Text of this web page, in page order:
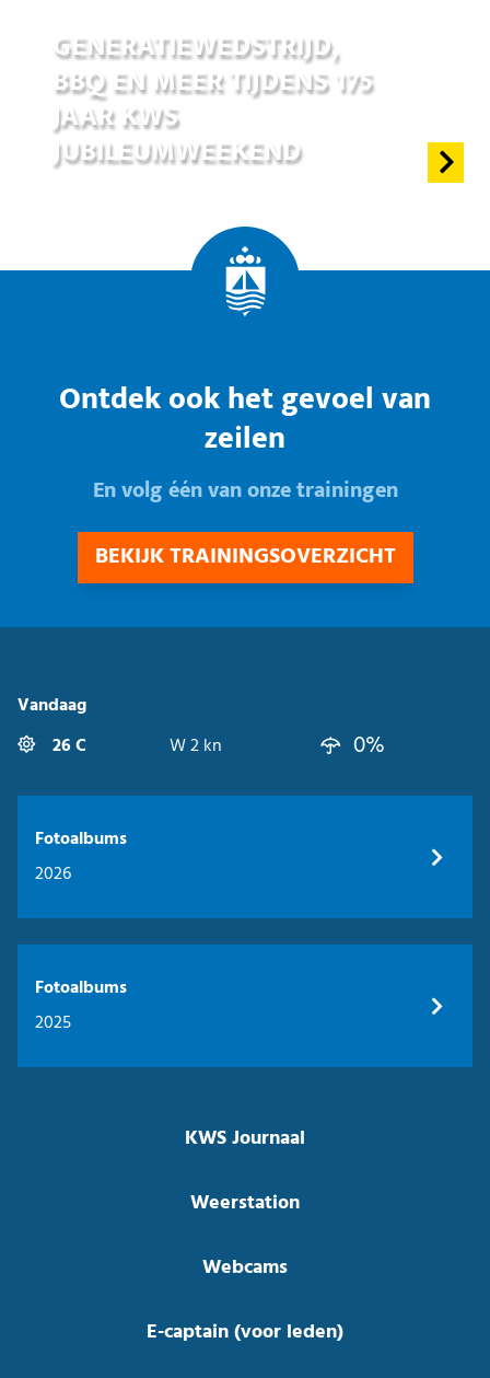
GENERATIEWEDSTRIJD,
BBQ EN MEER TIJDENS 175
JAAR KWS
JUBILEUMWEEKEND
Ontdek ook het gevoel van
zeilen
En volg één van onze trainingen
BEKIJK TRAININGSOVERZICHT
Vandaag
26 C
W 2 kn 0%
Fotoalbums
2026
Fotoalbums
2025
KWS Journaal
Weerstation
Webcams
E-captain (voor leden)